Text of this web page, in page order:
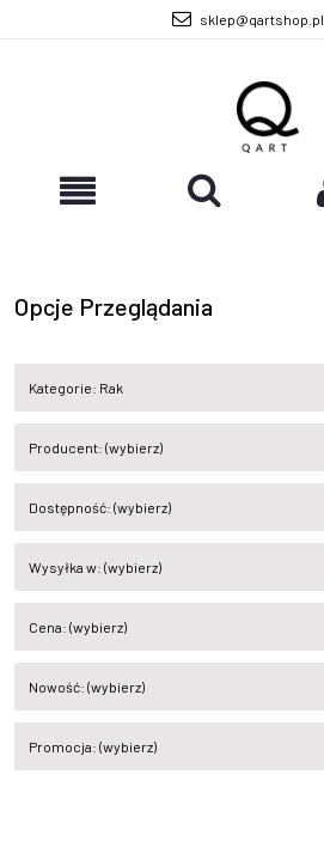
sklep@qartshop.pl
Opcje Przeglądania
Kategorie: Rak
Producent: (wybierz)
Dostępność: (wybierz)
Wysyłka w: (wybierz)
Cena: (wybierz)
Nowość: (wybierz)
Promocja: (wybierz)